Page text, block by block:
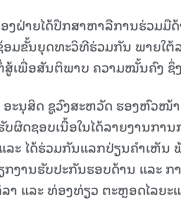
ງຝ່າຍໄດ້ປຶກສາຫາລືການຮ່ວມ
ມຂັ້ນຍຸດທະວິທີຮ່ວມກັນ ພາຍໃຕ້
ສູ້ເພື່ອສັນຕິພາບ ຄວາມໝັ້ນຄົງ ຊຶ່
ະນຸສິດ ຊູວົງສະຫວັດ ຮອງຫົວໜ້
ຜິດຊອບເນື້ອໃນໄດ້ລາຍງານກ
ລະ ໄດ້ຮ່ວມກັນແລກປ່ຽນຄໍາເຫັ
ງານຮັບປະກັນຮອບດ້ານ ແລະ
າ ແລະ ທ່ອງທ່ຽວ ຕະຫຼອດໄລຍ